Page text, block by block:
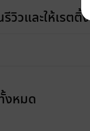
รีวิวและให้เรตติ้ง
งหมด